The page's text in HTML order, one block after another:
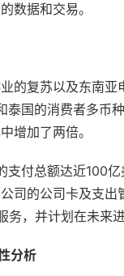
数据和交易。
的复苏以及东南亚
国的消费者多币种
增加了两倍。
支付总额达近100
司的公司卡及支
务，并计划在未来进
分析